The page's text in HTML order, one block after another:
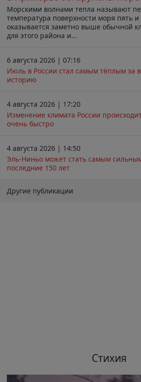
Морскими волнами тепла называют
температура поверхности моря пять и
оказывается заметно выше обычной
для этого района и...
6 августа 2026 | 07:16
Июль в России стал самым тёплым за
историю
4 августа 2026 | 17:20
Изменение климата России
очень быстро
4 августа 2026 | 14:50
Эль-Ниньо может стать самым
последние 150 лет
Другие публикации
Стихия